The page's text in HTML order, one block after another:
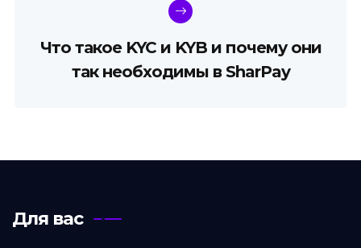
Что такое KYC и KYB и почему они
так необходимы в SharPay
Для вас